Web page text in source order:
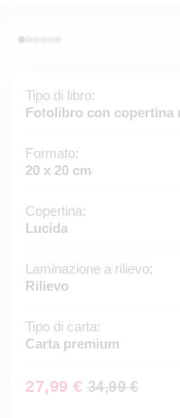
Tipo di libro:
Fotolibro con copertina
Formato:
20 x 20 cm
Copertina:
Lucida
Laminazione a rilievo:
Rilievo
Tipo di carta:
Carta premium
27,99 € 34,99 €